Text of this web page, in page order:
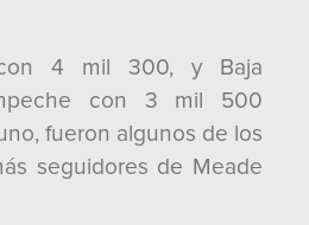
4 mil 300, y Baja
con 3 mil 500
fueron algunos de los
seguidores de Meade